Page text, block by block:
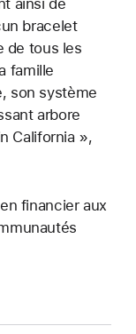
bracelet
de tous les
famille
son système
arbore
California »,
financier aux